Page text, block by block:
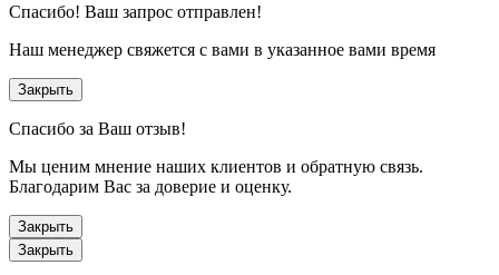
Спасибо! Ваш запрос отправлен!
Наш менеджер свяжется с вами в указанное вами время
Закрыть
Спасибо за Ваш отзыв!
Мы ценим мнение наших клиентов и обратную связь.
Благодарим Вас за доверие и оценку.
Закрыть
Закрыть